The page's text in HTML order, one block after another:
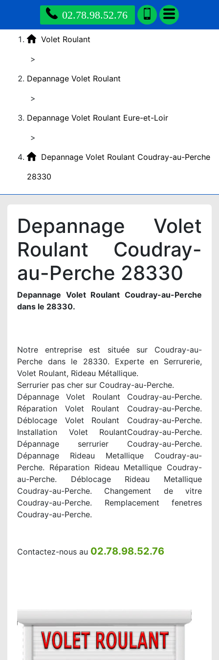
02.78.98.52.76
Volet Roulant
>
Depannage Volet Roulant
>
Depannage Volet Roulant Eure-et-Loir
>
Depannage Volet Roulant Coudray-au-Perche
28330
Depannage Volet
Roulant Coudray-
au-Perche 28330
Depannage Volet Roulant Coudray-au-Perche
dans le 28330.
Notre entreprise est située sur Coudray-au-
Perche dans le 28330. Experte en Serrurerie,
Volet Roulant, Rideau Métallique.
Serrurier pas cher sur Coudray-au-Perche.
Dépannage Volet Roulant Coudray-au-Perche.
Réparation Volet Roulant Coudray-au-Perche.
Déblocage Volet Roulant Coudray-au-Perche.
Installation Volet RoulantCoudray-au-Perche.
Dépannage serrurier Coudray-au-Perche.
Dépannage Rideau Metallique Coudray-au-
Perche. Réparation Rideau Metallique Coudray-
au-Perche. Déblocage Rideau Metallique
Coudray-au-Perche. Changement de vitre
Coudray-au-Perche. Remplacement fenetres
Coudray-au-Perche.
Contactez-nous au 02.78.98.52.76